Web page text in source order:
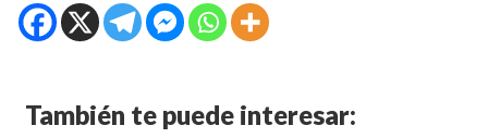
También te puede interesar: